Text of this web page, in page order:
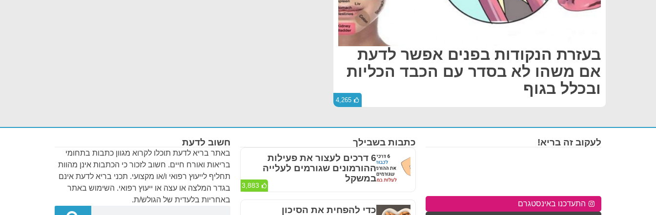
בעזרת הנקודות בפנים אפשר לדעת
אם משהו לא בסדר עם הכבד הכליות
ובכלל בגוף
4,265
חשוב לדעת
באתר בריא לדעת תוכלו לקרוא מגוון כתבות בתחומי
בריאות ואורח חיים. חשוב לזכור כי הכתבות אינן מהוות
תחליף לייעוץ רפואי ו/או מקצועי. תכני בריא לדעת אינם
בגדר המלצה או עצה או ייעוץ רפואי. השימוש באתר
באחריות בלעדית של הגולש/ת.
כתבות בשבילך
6 דרכים לעצור את פעילות
ההורמונים שגורמים לעלייה
במשקל
3,883
כדי להפחית את הסיכון
לעקוב זה בריא!
התעדכנו באינסטגרם